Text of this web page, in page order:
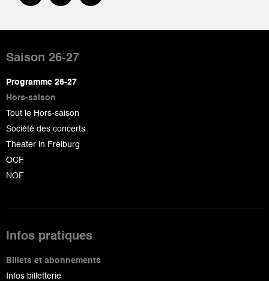
de
page
Saison 26-27
Programme 26-27
Hors-saison
Tout le Hors-saison
Société des concerts
Theater in Freiburg
OCF
NOF
Infos pratiques
Billets et abonnements
Infos billetterie